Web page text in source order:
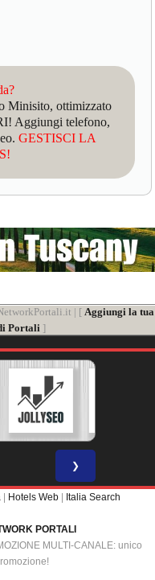
Minisito, ottimizzato
Aggiungi telefono,
GESTISCI LA
| [ Aggiungi la tua
Portali]
❯
Hotels Web Italia Search
PORTALI
MULTI-CANALE: unico